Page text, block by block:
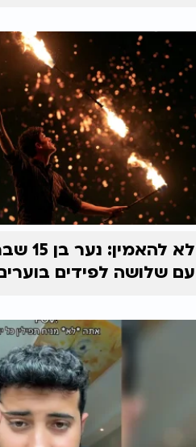
לא
עם שלושה לפידים